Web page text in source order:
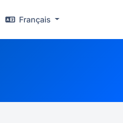
Français